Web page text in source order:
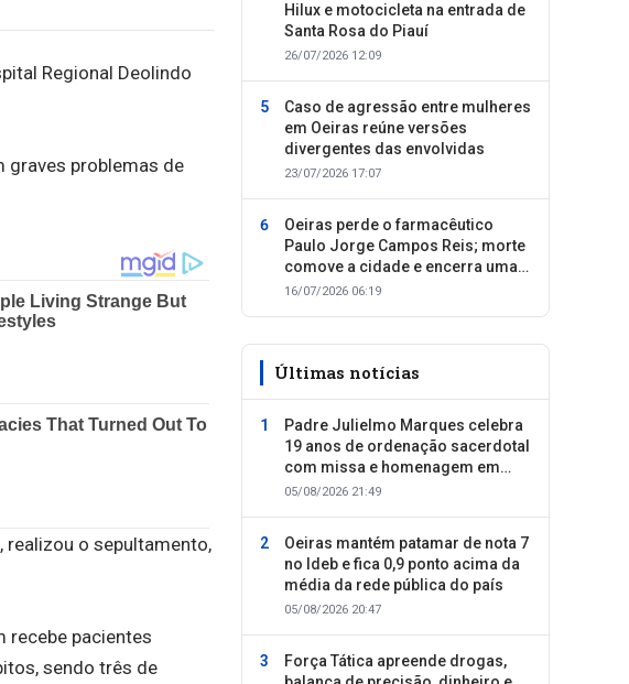
Regional Deolindo
graves problemas de
realizou o sepultamento,
recebe pacientes
sendo três de
Hilux e motocicleta na entrada de
Santa Rosa do Piauí
26/07/2026 12:09
Caso de agressão entre mulheres
em Oeiras reúne versões
divergentes das envolvidas
23/07/2026 17:07
Oeiras perde o farmacêutico
Paulo Jorge Campos Reis; morte
comove a cidade e encerra uma
trajetória dedicada ao cuidado
16/07/2026 06:19
Últimas notícias
Padre Julielmo Marques celebra
19 anos de ordenação sacerdotal
com missa e homenagem em
Colônia do Piauí
05/08/2026 21:49
Oeiras mantém patamar de nota 7
no Ideb e fica 0,9 ponto acima da
média da rede pública do país
05/08/2026 20:47
Força Tática apreende drogas,